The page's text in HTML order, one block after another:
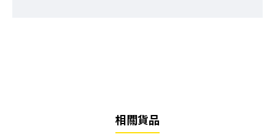
相關貨品